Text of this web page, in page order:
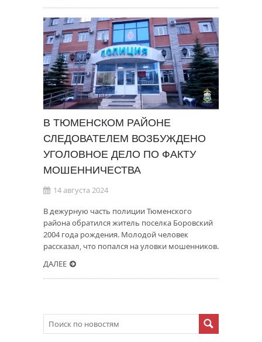
В ТЮМЕНСКОМ РАЙОНЕ
СЛЕДОВАТЕЛЕМ ВОЗБУЖДЕНО
УГОЛОВНОЕ ДЕЛО ПО ФАКТУ
МОШЕННИЧЕСТВА
14 августа 2024
В дежурную часть полиции Тюменского
района обратился житель поселка Боровский
2004 года рождения. Молодой человек
рассказал, что попался на уловки мошенников.
ДАЛЕЕ